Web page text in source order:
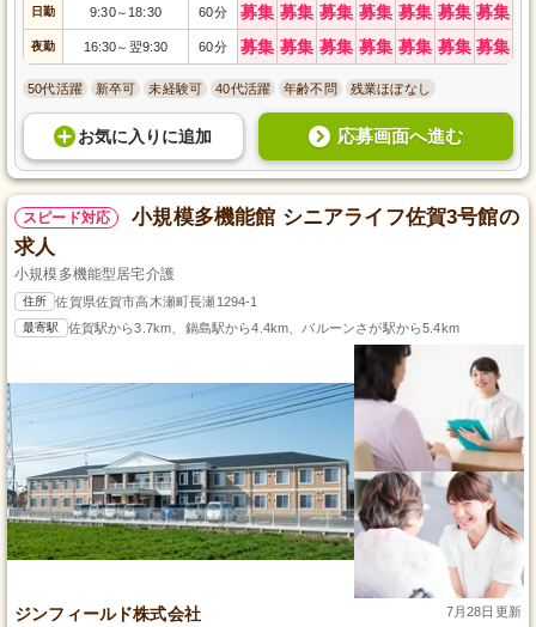
日勤 9:30～ 18:30 60分 募集 募集 募集 募集 募集 募集 募集
夜勤 16:30～ 翌9:30 60分 募集 募集 募集 募集 募集 募集 募集
50代活躍 新卒可 未経験可 40代活躍 年齢不問 残業ほぼなし
お気に入り に追加 応募画面へ進む
スピード対応
小規模多機能館 シニアライフ佐賀3号館の
求人
小規模多機能型居宅介護
住所 佐賀県佐賀市高木瀬町長瀬1294-1
最寄駅 佐賀駅から3.7km、鍋島駅から4.4km、バルーンさが駅から5.4km
ジンフィールド株式会社 7月28日更新